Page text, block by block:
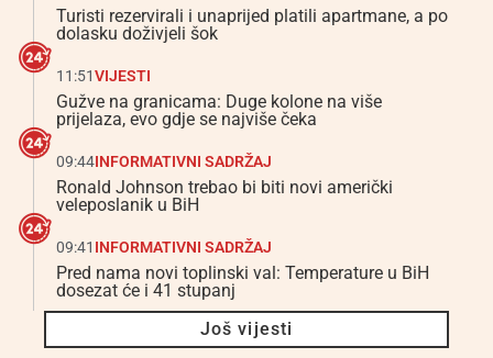
Turisti rezervirali i unaprijed platili apartmane, a po
dolasku doživjeli šok
11:51VIJESTI
Gužve na granicama: Duge kolone na više
prijelaza, evo gdje se najviše čeka
09:44INFORMATIVNI SADRŽAJ
Ronald Johnson trebao bi biti novi američki
veleposlanik u BiH
09:41 INFORMATIVNI SADRŽAJ
Pred nama novi toplinski val: Temperature u BiH
dosezat će i 41 stupanj
Još vijesti